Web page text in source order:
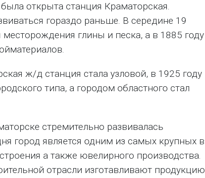
была открыта станция Краматорская.
гораздо раньше. В середине 19
глины и песка, а в 1885 году
ж/д станция стала узловой, в 1925 году
типа, а городом областного стал
стремительно развивалась
город является одним из самых крупных в
а также ювелирного производства.
отрасли изготавливают продукцию